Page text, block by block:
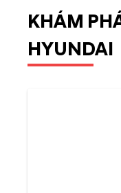
KHÁM
HYUNDAI